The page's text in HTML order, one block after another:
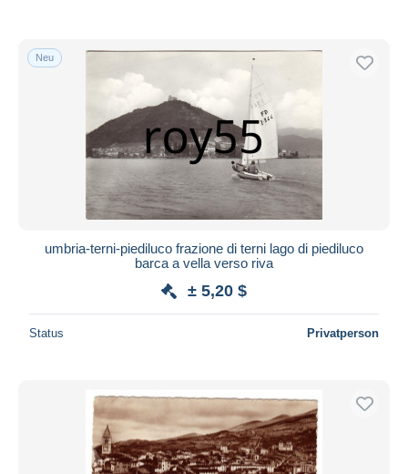
Neu
umbria-terni-piediluco frazione di terni lago di piediluco
barca a vella verso riva
± 5,20 $
Status Privatperson